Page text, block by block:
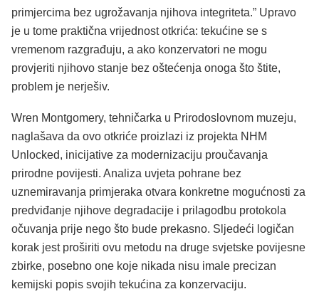
primjercima bez ugrožavanja njihova integriteta.” Upravo
je u tome praktična vrijednost otkrića: tekućine se s
vremenom razgrađuju, a ako konzervatori ne mogu
provjeriti njihovo stanje bez oštećenja onoga što štite,
problem je nerješiv.
Wren Montgomery, tehničarka u Prirodoslovnom muzeju,
naglašava da ovo otkriće proizlazi iz projekta NHM
Unlocked, inicijative za modernizaciju proučavanja
prirodne povijesti. Analiza uvjeta pohrane bez
uznemiravanja primjeraka otvara konkretne mogućnosti za
predviđanje njihove degradacije i prilagodbu protokola
očuvanja prije nego što bude prekasno. Sljedeći logičan
korak jest proširiti ovu metodu na druge svjetske povijesne
zbirke, posebno one koje nikada nisu imale precizan
kemijski popis svojih tekućina za konzervaciju.